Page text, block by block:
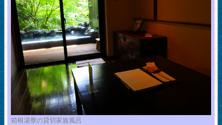
箱根湯寮の貸切家族風呂